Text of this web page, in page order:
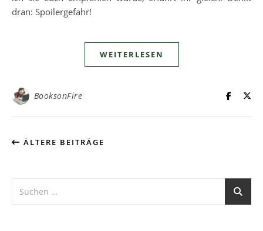
dran: Spoilergefahr!
WEITERLESEN
BooksonFire
ÄLTERE BEITRÄGE